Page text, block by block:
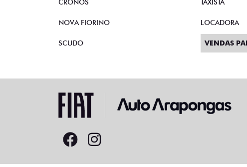
CRONOS
NOVA FIORINO
SCUDO
TAXISTA
LOCADORA
VENDAS